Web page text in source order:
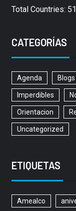
Total Countries: 51
CATEGORÍAS
Agenda Blogs
Imperdibles
Orientacion
Uncategorized
ETIQUETAS
Amealco